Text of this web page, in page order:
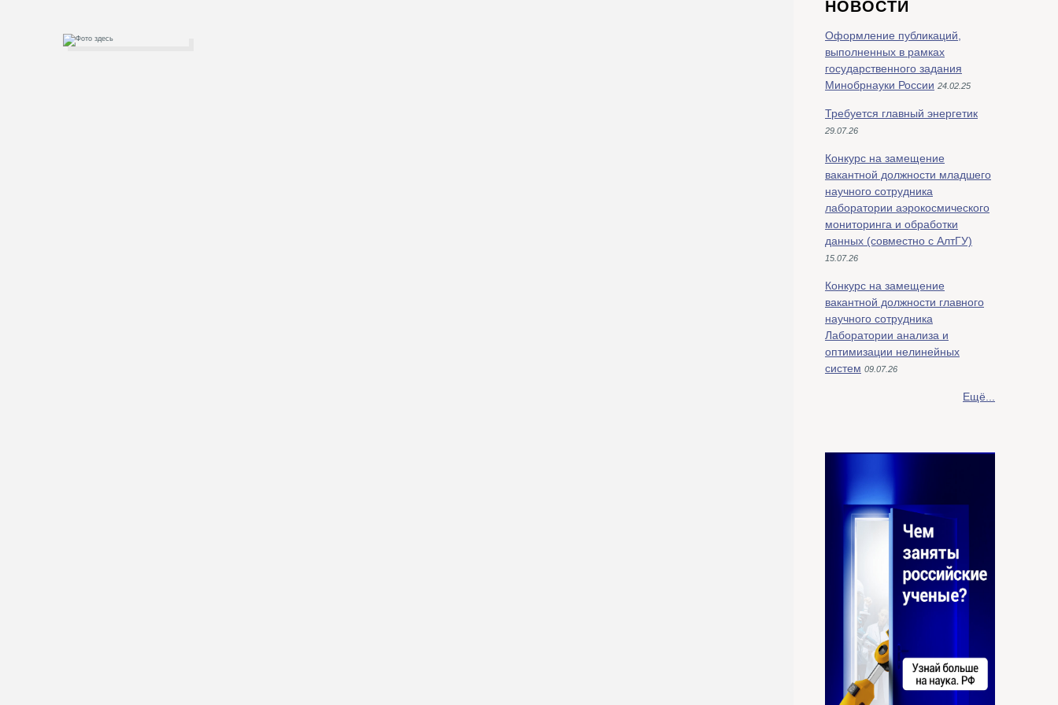
НОВОСТИ
Оформление публикаций,
выполненных в рамках
государственного задания
Минобрнауки России 24.02.25
Требуется главный энергетик
29.07.26
Конкурс на замещение
вакантной должности младшего
научного сотрудника
лаборатории аэрокосмического
мониторинга и обработки
данных (совместно с АлтГУ)
15.07.26
Конкурс на замещение
вакантной должности главного
научного сотрудника
Лаборатории анализа и
оптимизации нелинейных
систем 09.07.26
Ещё...